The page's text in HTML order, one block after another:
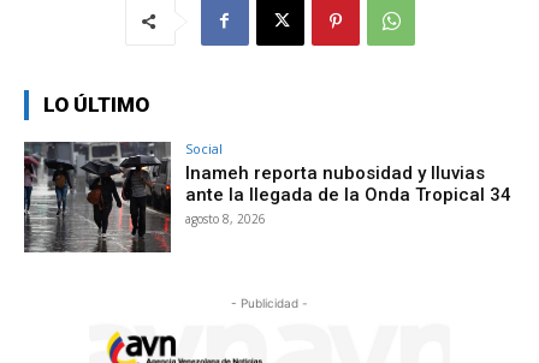
LO ÚLTIMO
Social
Inameh reporta nubosidad y lluvias
ante la llegada de la Onda Tropical 34
agosto 8, 2026
- Publicidad -